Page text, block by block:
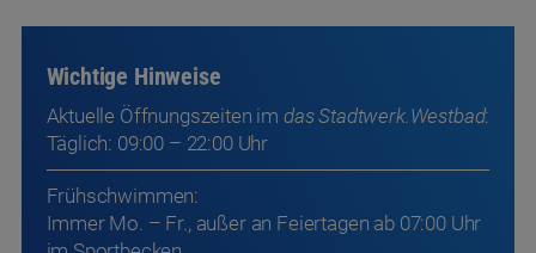
im Sportbecken.
Öffnungszeiten/Preise FAQs
Kontakt